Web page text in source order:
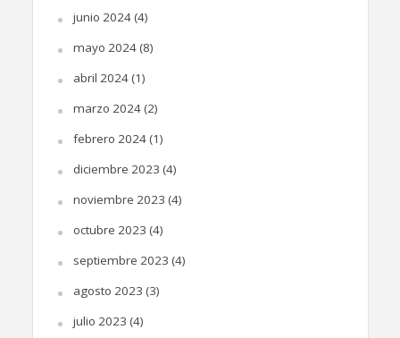
junio 2024(4)
mayo 2024(8)
abril 2024(1)
marzo 2024(2)
febrero 2024(1)
diciembre 2023 (4)
noviembre 2023 (4)
octubre 2023 (4)
septiembre 2023 (4)
agosto 2023 (3)
julio 2023 (4)